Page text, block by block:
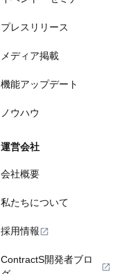
プレスリリース
メディア掲載
機能アップデート
ノウハウ
運営会社
会社概要
私たちについて
採用情報
ContractS開発者ブロ